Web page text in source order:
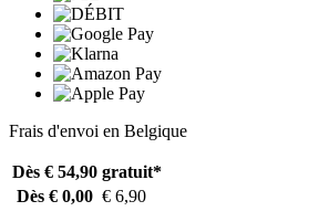
Frais d'envoi en Belgique
Dès € 54,90 gratuit*
Dès € 0,00 € 6,90